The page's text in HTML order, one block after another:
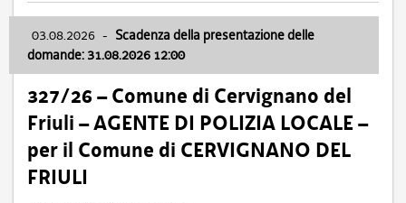
03.08.2026 - Scadenza della presentazione delle
domande: 31.08.2026 12:00
327/26 – Comune di Cervignano del
Friuli – AGENTE DI POLIZIA LOCALE –
per il Comune di CERVIGNANO DEL
FRIULI